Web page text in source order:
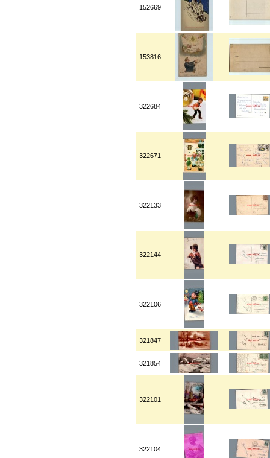
152669
153816
322684
322671
322133
322144
322106
321847
321854
322101
322104